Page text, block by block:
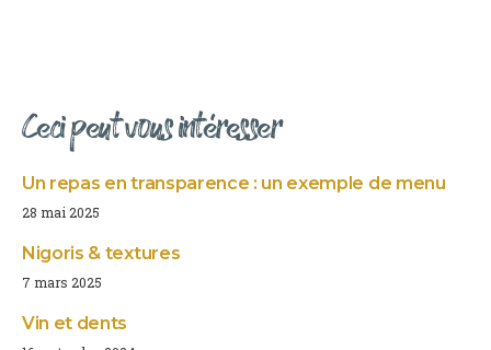
Ceci peut vous intéresser
Un repas en transparence : un exemple de menu
28 mai 2025
Nigoris & textures
7 mars 2025
Vin et dents